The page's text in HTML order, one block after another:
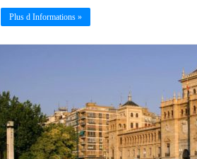
Plus d Informations »